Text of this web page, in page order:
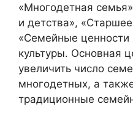
«Многодетная
и детства»,
«Семейные ценности
культуры. Основная
увеличить число
многодетных, а
традиционные